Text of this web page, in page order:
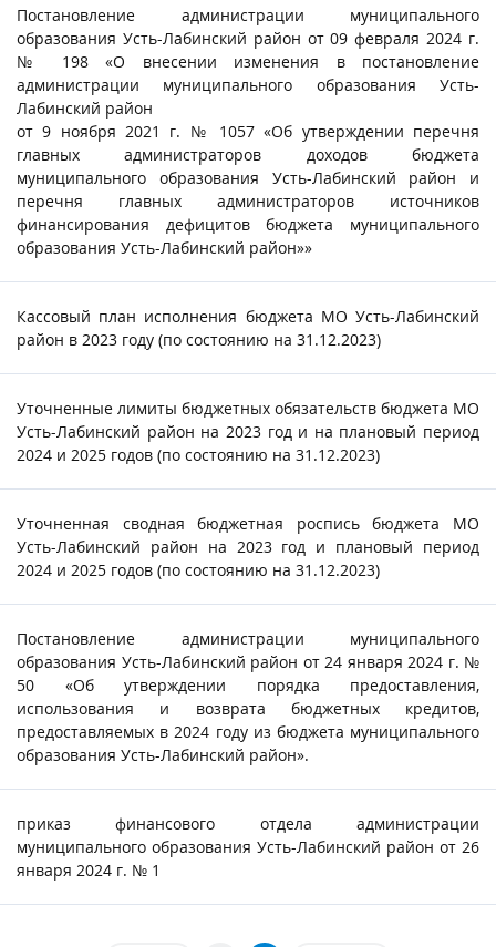
Постановление администрации муниципального
образования Усть-Лабинский район от 09 февраля 2024 г.
№ 198 «О внесении изменения в постановление
администрации муниципального образования Усть-
Лабинский район
от 9 ноября 2021 г. № 1057 «Об утверждении перечня
главных администраторов доходов бюджета
муниципального образования Усть-Лабинский район и
перечня главных администраторов источников
финансирования дефицитов бюджета муниципального
образования Усть-Лабинский район»»
Кассовый план исполнения бюджета МО Усть-Лабинский
район в 2023 году (по состоянию на 31.12.2023)
Уточненные лимиты бюджетных обязательств бюджета МО
Усть-Лабинский район на 2023 год и на плановый период
2024 и 2025 годов (по состоянию на 31.12.2023)
Уточненная сводная бюджетная роспись бюджета МО
Усть-Лабинский район на 2023 год и плановый период
2024 и 2025 годов (по состоянию на 31.12.2023)
Постановление администрации муниципального
образования Усть-Лабинский район от 24 января 2024 г. №
50 «Об утверждении порядка предоставления,
использования и возврата бюджетных кредитов,
предоставляемых в 2024 году из бюджета муниципального
образования Усть-Лабинский район».
приказ финансового отдела администрации
муниципального образования Усть-Лабинский район от 26
января 2024 г. № 1